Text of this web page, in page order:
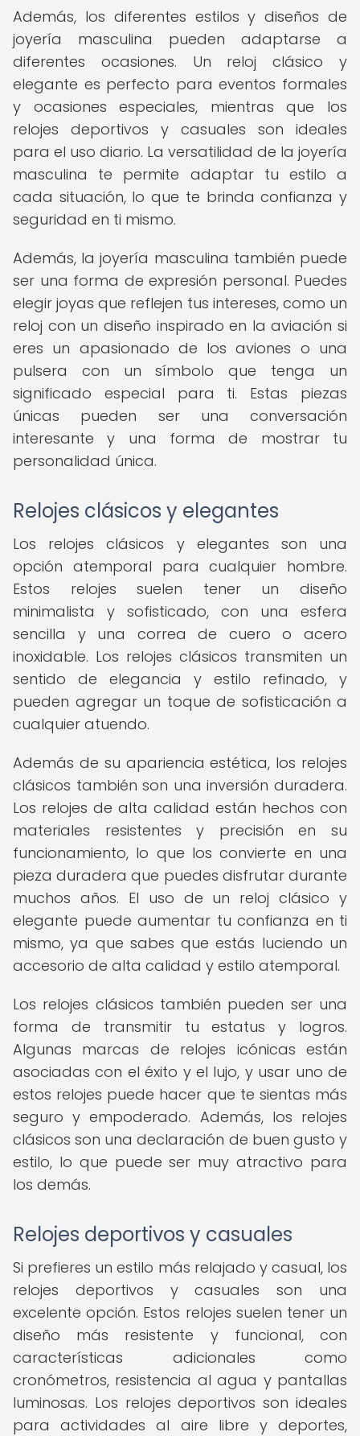
Además, los diferentes estilos y diseños de
joyería masculina pueden adaptarse a
diferentes ocasiones. Un reloj clásico y
elegante es perfecto para eventos formales
y ocasiones especiales, mientras que los
relojes deportivos y casuales son ideales
para el uso diario. La versatilidad de la joyería
masculina te permite adaptar tu estilo a
cada situación, lo que te brinda confianza y
seguridad en ti mismo.
Además, la joyería masculina también puede
ser una forma de expresión personal. Puedes
elegir joyas que reflejen tus intereses, como un
reloj con un diseño inspirado en la aviación si
eres un apasionado de los aviones o una
pulsera con un símbolo que tenga un
significado especial para ti. Estas piezas
únicas pueden ser una conversación
interesante y una forma de mostrar tu
personalidad única.
Relojes clásicos y elegantes
Los relojes clásicos y elegantes son una
opción atemporal para cualquier hombre.
Estos relojes suelen tener un diseño
minimalista y sofisticado, con una esfera
sencilla y una correa de cuero o acero
inoxidable. Los relojes clásicos transmiten un
sentido de elegancia y estilo refinado, y
pueden agregar un toque de sofisticación a
cualquier atuendo.
Además de su apariencia estética, los relojes
clásicos también son una inversión duradera.
Los relojes de alta calidad están hechos con
materiales resistentes y precisión en su
funcionamiento, lo que los convierte en una
pieza duradera que puedes disfrutar durante
muchos años. El uso de un reloj clásico y
elegante puede aumentar tu confianza en ti
mismo, ya que sabes que estás luciendo un
accesorio de alta calidad y estilo atemporal.
Los relojes clásicos también pueden ser una
forma de transmitir tu estatus y logros.
Algunas marcas de relojes icónicas están
asociadas con el éxito y el lujo, y usar uno de
estos relojes puede hacer que te sientas más
seguro y empoderado. Además, los relojes
clásicos son una declaración de buen gusto y
estilo, lo que puede ser muy atractivo para
los demás.
Relojes deportivos y casuales
Si prefieres un estilo más relajado y casual, los
relojes deportivos y casuales son una
excelente opción. Estos relojes suelen tener un
diseño más resistente y funcional, con
características adicionales como
cronómetros, resistencia al agua y pantallas
luminosas. Los relojes deportivos son ideales
para actividades al aire libre y deportes,